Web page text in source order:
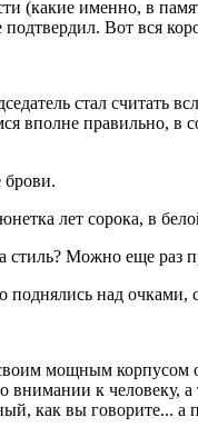
(какие именно, в
Вот вся
стал считать
вполне правильно,
лет сорока, в
Можно еще раз
над очками,
мощным корпусом
к человеку, а
как вы говорите... а